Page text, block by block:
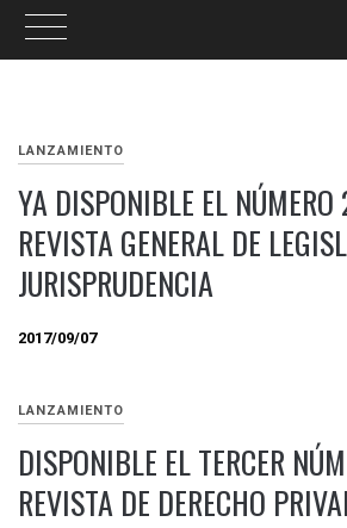
content
LANZAMIENTO
YA DISPONIBLE EL NÚMERO
REVISTA GENERAL DE
JURISPRUDENCIA
2017/09/07
LANZAMIENTO
DISPONIBLE EL TERCER
REVISTA DE DERECHO